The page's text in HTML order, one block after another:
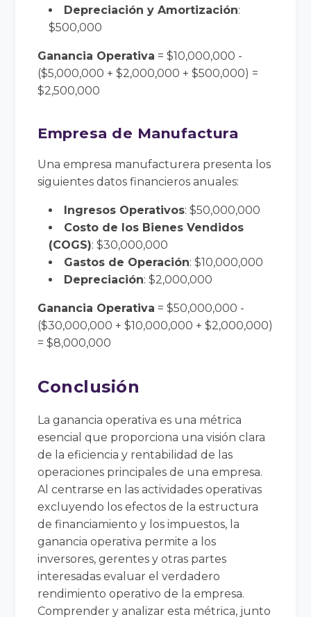
Depreciación y Amortización:
$500,000
Ganancia Operativa = $10,000,000 -
($5,000,000 + $2,000,000 + $500,000) =
$2,500,000
Empresa de Manufactura
Una empresa manufacturera presenta los
siguientes datos financieros anuales:
Ingresos Operativos: $50,000,000
Costo de los Bienes Vendidos
(COGS): $30,000,000
Gastos de Operación: $10,000,000
Depreciación: $2,000,000
Ganancia Operativa = $50,000,000 -
($30,000,000 + $10,000,000 + $2,000,000)
= $8,000,000
Conclusión
La ganancia operativa es una métrica
esencial que proporciona una visión clara
de la eficiencia y rentabilidad de las
operaciones principales de una empresa.
Al centrarse en las actividades operativas
excluyendo los efectos de la estructura
de financiamiento y los impuestos, la
ganancia operativa permite a los
inversores, gerentes y otras partes
interesadas evaluar el verdadero
rendimiento operativo de la empresa.
Comprender y analizar esta métrica, junto